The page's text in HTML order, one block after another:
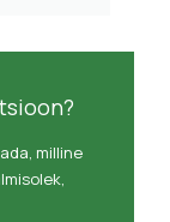
milline